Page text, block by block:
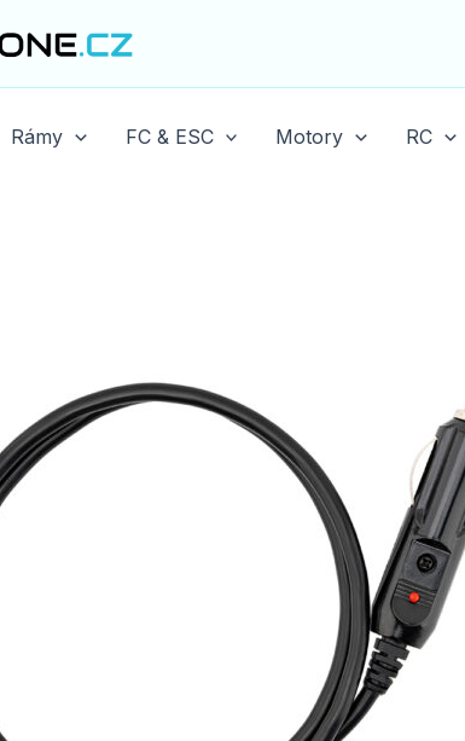
Rámy FC & ESC Motory RC